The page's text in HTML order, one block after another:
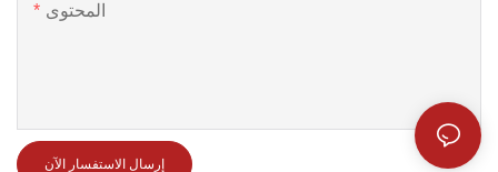
المحتوى
إرسال الاستفسار الآن